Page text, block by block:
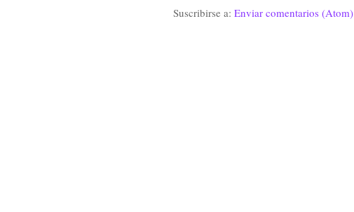
Suscribirse a: Enviar comentarios (Atom)